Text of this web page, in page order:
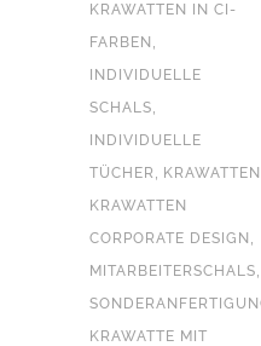
KRAWATTEN IN CI-
FARBEN
INDIVIDUELLE
SCHALS
INDIVIDUELLE
TÜCHER
KRAWATTEN
KRAWATTEN
CORPORATE DESIGN
MITARBEITERSCHALS
KRAWATTE MIT